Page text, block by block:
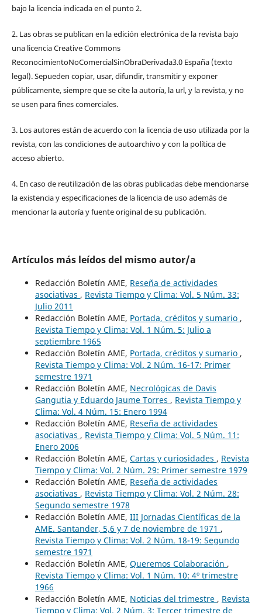
bajo la licencia indicada en el punto 2.
2. Las obras se publican en la edición electrónica de la revista bajo
una licencia Creative Commons
ReconocimientoNoComercialSinObraDerivada3.0 España (texto
legal). Sepueden copiar, usar, difundir, transmitir y exponer
públicamente, siempre que se cite la autoría, la url, y la revista, y no
se usen para fines comerciales.
3. Los autores están de acuerdo con la licencia de uso utilizada por la
revista, con las condiciones de autoarchivo y con la política de
acceso abierto.
4. En caso de reutilización de las obras publicadas debe mencionarse
la existencia y especificaciones de la licencia de uso además de
mencionar la autoría y fuente original de su publicación.
Artículos más leídos del mismo autor/a
Redacción Boletín AME, Reseña de actividades
asociativas , Revista Tiempo y Clima: Vol. 5 Núm. 33:
Julio 2011
Redacción Boletín AME, Portada, créditos y sumario ,
Revista Tiempo y Clima: Vol. 1 Núm. 5: Julio a
septiembre 1965
Redacción Boletín AME, Portada, créditos y sumario ,
Revista Tiempo y Clima: Vol. 2 Núm. 16-17: Primer
semestre 1971
Redacción Boletín AME, Necrológicas de Davis
Gangutia y Eduardo Jaume Torres , Revista Tiempo y
Clima: Vol. 4 Núm. 15: Enero 1994
Redacción Boletín AME, Reseña de actividades
asociativas , Revista Tiempo y Clima: Vol. 5 Núm. 11:
Enero 2006
Redacción Boletín AME, Cartas y curiosidades , Revista
Tiempo y Clima: Vol. 2 Núm. 29: Primer semestre 1979
Redacción Boletín AME, Reseña de actividades
asociativas , Revista Tiempo y Clima: Vol. 2 Núm. 28:
Segundo semestre 1978
Redacción Boletín AME, III Jornadas Científicas de la
AME. Santander, 5,6 y 7 de noviembre de 1971 ,
Revista Tiempo y Clima: Vol. 2 Núm. 18-19: Segundo
semestre 1971
Redacción Boletín AME, Queremos Colaboración ,
Revista Tiempo y Clima: Vol. 1 Núm. 10: 4º trimestre
1966
Redacción Boletín AME, Noticias del trimestre , Revista
Tiempo y Clima: Vol. 2 Núm. 3: Tercer trimestre de